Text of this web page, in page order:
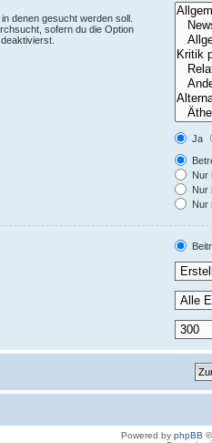
denen gesucht werden soll.
sofern du die Option
Ja
Nur
Nur
Nur
Powered by phpBB